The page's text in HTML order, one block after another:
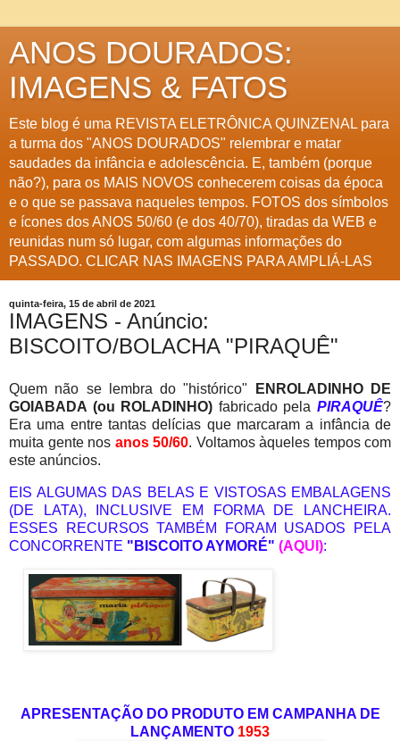
ANOS DOURADOS:
IMAGENS & FATOS
Este blog é uma REVISTA ELETRÔNICA QUINZENAL para
a turma dos "ANOS DOURADOS" relembrar e matar
saudades da infância e adolescência. E, também (porque
não?), para os MAIS NOVOS conhecerem coisas da época
e o que se passava naqueles tempos. FOTOS dos símbolos
e ícones dos ANOS 50/60 (e dos 40/70), tiradas da WEB e
reunidas num só lugar, com algumas informações do
PASSADO. CLICAR NAS IMAGENS PARA AMPLIÁ-LAS
quinta-feira, 15 de abril de 2021
IMAGENS - Anúncio:
BISCOITO/BOLACHA "PIRAQUÊ"
Quem não se lembra do "histórico"
ENROLADINHO DE
GOIABADA (ou ROLADINHO) fabricado pelaPIRAQUÊ?
Era uma entre tantas delícias que marcaram a infância de
muita gente nos anos 50/60. Voltamos àqueles tempos com
este anúncios.
EIS ALGUMAS DAS BELAS E VISTOSAS EMBALAGENS
(DE LATA), INCLUSIVE EM FORMA DE LANCHEIRA.
ESSES RECURSOS TAMBÉM FORAM USADOS PELA
CONCORRENTE "BISCOITO AYMORÉ" (AQUI):
APRESENTAÇÃO DO PRODUTO EM CAMPANHA DE
LANÇAMENTO 1953